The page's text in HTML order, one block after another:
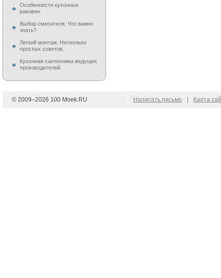
Особенности кухонных
раковин.
Выбор смесителя. Что важно
знать?
Легкий монтаж. Несколько
простых советов.
Кухонная сантехника ведущих
производителей.
© 2009–2026 100 Moek.RU Написать письмо Карта